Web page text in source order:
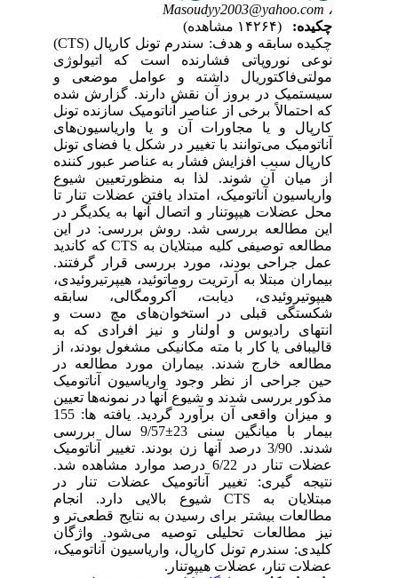
Masoudyy2003@yahoo.com
چکیده:
چکیده سابقه و هدف: سندرم تونل کارپال (CTS)
نوعی نوروپاتی فشارنده است که اتیولوژی
مولتی‌فاکتوریال داشته و عوامل موضعی و
سیستمیک در بروز آن نقش دارند. گزارش شده
که احتمالاً برخی از عناصر آناتومیک سازنده تونل
کارپال و یا مجاورات آن و یا واریاسیون‌های
آناتومیک می‌توانند با تغییر در شکل یا فضای تونل
کارپال سبب افزایش فشار به عناصر عبور کننده
از میان آن شوند. لذا به منظورتعیین شیوع
واریاسیون آناتومیک، امتداد یافتن عضلات تنار تا
محل عضلات هیپوتنار و اتصال آنها به یکدیگر در
این مطالعه بررسی شد. روش بررسی: در این
مطالعه توصیفی کلیه مبتلایان به CTS که کاندید
عمل جراحی بودند، مورد بررسی قرار گرفتند.
بیماران مبتلا به آرتریت روماتوئید، هیپرتیروئیدی،
هیپوتیروئیدی، دیابت، آکرومگالی، سابقه
شکستگی قبلی در استخوان‌های مچ دست و
انتهای رادیوس و اولنار و نیز افرادی که به
قالیبافی یا کار با مته مکانیکی مشغول بودند، از
مطالعه خارج شدند. بیماران مورد مطالعه در
حین جراحی از نظر وجود واریاسیون آناتومیک
مذکور بررسی شدند و شیوع آنها در نمونه‌ها تعیین
و میزان واقعی آن برآورد گردید. یافته ها: 155
بیمار با میانگین سنی 23±9/57 سال بررسی
شدند. 3/90 درصد آنها زن بودند. تغییر آناتومیک
عضلات تنار در 6/22 درصد موارد مشاهده شد.
نتیجه گیری: تغییر آناتومیک عضلات تنار در
مبتلایان به CTS شیوع بالایی دارد. انجام
مطالعات بیشتر برای رسیدن به نتایج قطعی‌تر و
نیز مطالعات تحلیلی توصیه می‌شود. واژگان
کلیدی: سندرم تونل کارپال، واریاسیون آناتومیک،
عضلات تنار، عضلات هیپوتنار.